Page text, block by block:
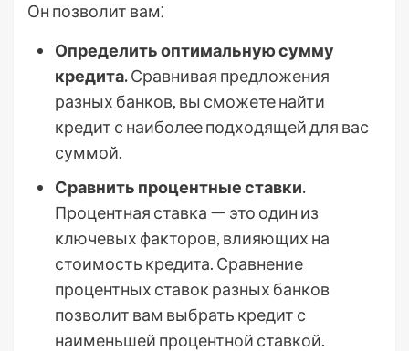
Он позволит вам⁚
Определить оптимальную сумму
кредита.Сравнивая предложения
разных банков, вы сможете найти
кредит с наиболее подходящей для вас
суммой.
Сравнить процентные ставки.
Процентная ставка ー это один из
ключевых факторов, влияющих на
стоимость кредита. Сравнение
процентных ставок разных банков
позволит вам выбрать кредит с
наименьшей процентной ставкой.